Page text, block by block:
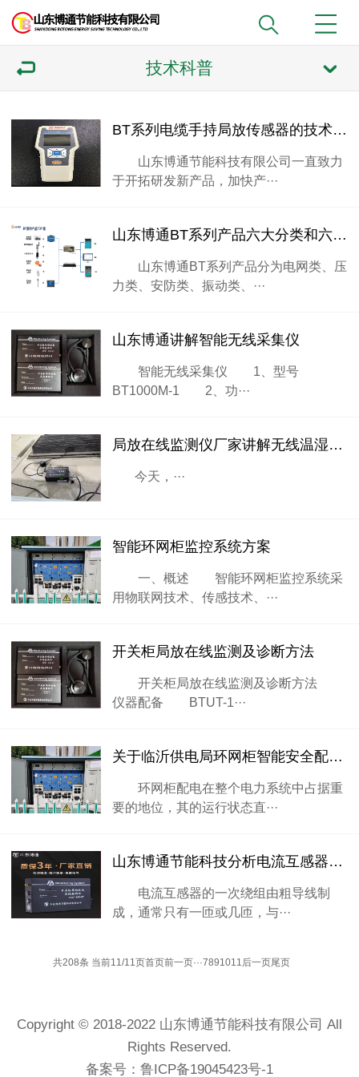
技术科普
BT系列电缆手持局放传感器的技术参数
山东博通节能科技有限公司一直致力
于开拓研发新产品，加快产···
山东博通BT系列产品六大分类和六大优势
山东博通BT系列产品分为电网类、压
力类、安防类、振动类、···
山东博通讲解智能无线采集仪
智能无线采集仪 1、型号
BT1000M-1 2、功···
局放在线监测仪厂家讲解无线温湿度传感器的知识
今天，···
智能环网柜监控系统方案
一、概述 智能环网柜监控系统采
用物联网技术、传感技术、···
开关柜局放在线监测及诊断方法
开关柜局放在线监测及诊断方法
仪器配备 BTUT-1···
关于临沂供电局环网柜智能安全配电系统在线监测项目方案书
环网柜配电在整个电力系统中占据重
要的地位，其的运行状态直···
山东博通节能科技分析电流互感器与电压互感器的区别
电流互感器的一次绕组由粗导线制
成，通常只有一匝或几匝，与···
共208条 当前11/11页首页前一页···7891011后一页尾页
Copyright © 2018-2022 山东博通节能科技有限公司 All
Rights Reserved.
备案号： 鲁ICP备19045423号-1